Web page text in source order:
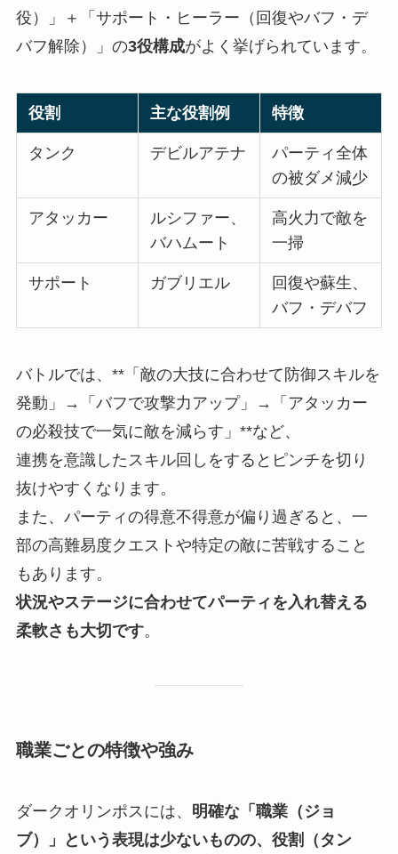
役）」＋「サポート・ヒーラー（回復やバフ・デ
バフ解除）」の3役構成がよく挙げられています。
役割 主な役割例 特徴
タンク デビルアテナ
パーティ全体
の被ダメ減少
アタッカー
ルシファー、
バハムート
高火力で敵を
一掃
サポート ガブリエル
回復や蘇生、
バフ・デバフ
バトルでは、**「敵の大技に合わせて防御スキルを
発動」→「バフで攻撃力アップ」→「アタッカー
の必殺技で一気に敵を減らす」**など、
連携を意識したスキル回しをするとピンチを切り
抜けやすくなります。
また、パーティの得意不得意が偏り過ぎると、一
部の高難易度クエストや特定の敵に苦戦すること
もあります。
状況やステージに合わせてパーティを入れ替える
柔軟さも大切です。
職業ごとの特徴や強み
ダークオリンポスには、 明確な「職業（ジョ
ブ）」という表現は少ないものの、役割（タン